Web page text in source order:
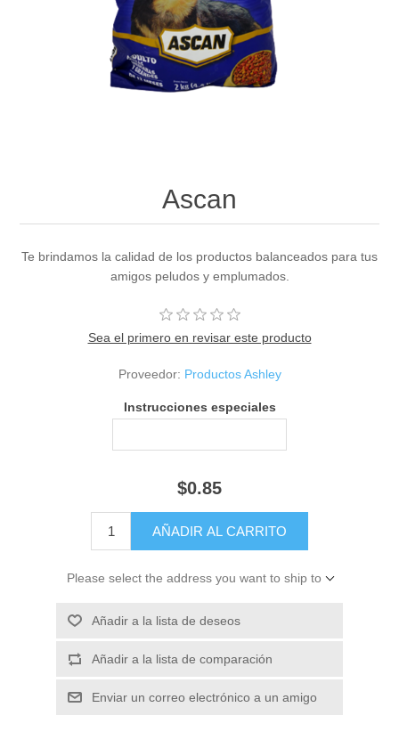
Ascan
Te brindamos la calidad de los productos balanceados para tus
amigos peludos y emplumados.
Sea el primero en revisar este producto
Proveedor: Productos Ashley
Instrucciones especiales
$0.85
Please select the address you want to ship to